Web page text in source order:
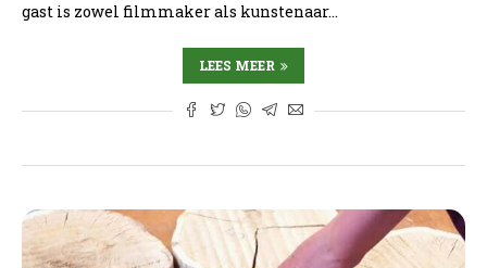
gast is zowel filmmaker als kunstenaar…
LEES MEER